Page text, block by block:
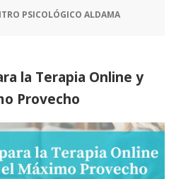
PSICOLÓGICO ALDAMA
la Terapia Online y
Provecho